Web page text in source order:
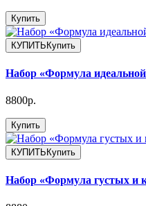
Купить
КУПИТЬКупить
Набор «Формула
8800р.
Купить
КУПИТЬ Купить
Набор «Формула густых и